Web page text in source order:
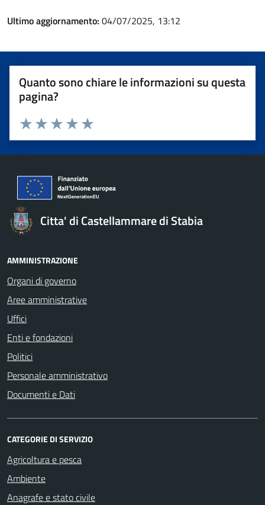
Ultimo aggiornamento: 04/07/2025, 13:12
Quanto sono chiare le informazioni su questa
pagina?
Valuta 5 stelle su 5
Valuta 4 stelle su 5
Valuta 3 stelle su 5
Valuta 2 stelle su 5
Valuta 1 stelle su 5
Citta' di Castellammare di Stabia
AMMINISTRAZIONE
Organi di governo
Aree amministrative
Uffici
Enti e fondazioni
Politici
Personale amministrativo
Documenti e Dati
CATEGORIE DI SERVIZIO
Agricoltura e pesca
Ambiente
Anagrafe e stato civile